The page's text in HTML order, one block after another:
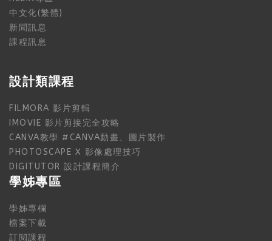
中文化(繁體)
新聞訊息
課程訊息
設計類課程
FILMORA 影片剪輯
IMOVIE 影片剪接完全攻略
CANVA教學 #CANVA動畫、圖片製作
PHOTOSCAPE X 影像處理技巧
DIGITUTOR 設計課程簡介
學姊專區
學姊專欄
檔案下載
訂閱課程